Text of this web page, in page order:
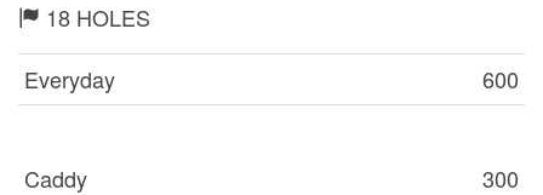
18 HOLES
Everyday
600
Caddy
300